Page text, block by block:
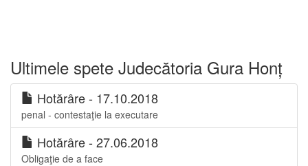
Ultimele spete Judecătoria Gura Honț
Hotărâre - 17.10.2018
penal - contestaţie la executare
Hotărâre - 27.06.2018
Obligaţie de a face